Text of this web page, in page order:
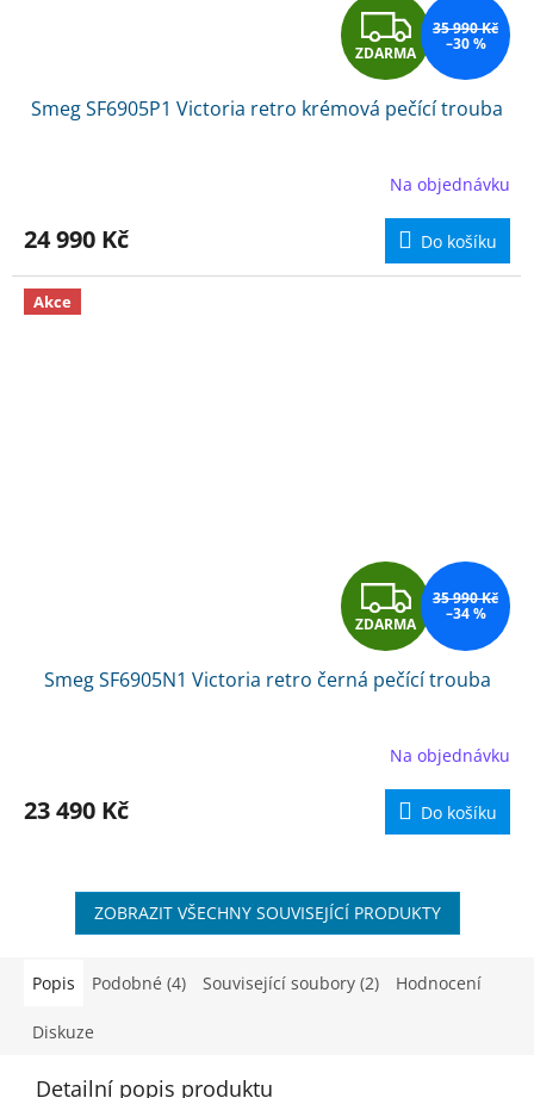
Z
D
A
R
M
A
ZDARMA
35 990 Kč
–30 %
Smeg SF6905P1 Victoria retro krémová pečící trouba
Na objednávku
24 990 Kč Do košíku
Akce
Z
D
A
R
M
A
ZDARMA
35 990 Kč
–34 %
Smeg SF6905N1 Victoria retro černá pečící trouba
Na objednávku
23 490 Kč Do košíku
ZOBRAZIT VŠECHNY SOUVISEJÍCÍ PRODUKTY
Popis Podobné (4) Související soubory (2) Hodnocení
Diskuze
Detailní popis produktu